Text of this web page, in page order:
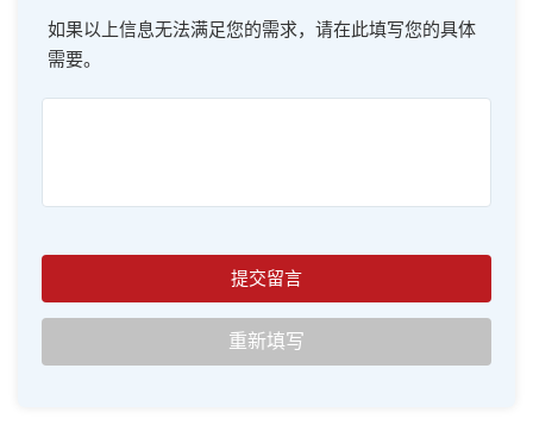
如果以上信息无法满足您的需求，请在此填写您的具体
需要。